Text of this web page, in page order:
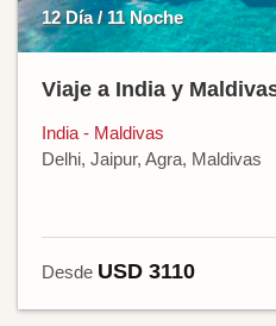
12 Día / 11 Noche
Viaje a India y
India - Maldivas
Delhi, Jaipur, Agra, Maldivas
Desde USD 3110